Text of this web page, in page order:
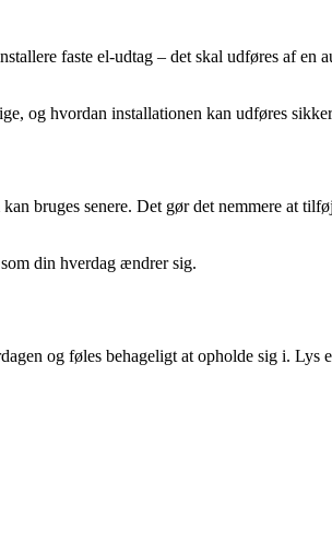
faste el-udtag – det skal udføres af en
og hvordan installationen kan udføres
bruges senere. Det gør det nemmere at
din hverdag ændrer sig.
og føles behageligt at opholde sig i. Lys